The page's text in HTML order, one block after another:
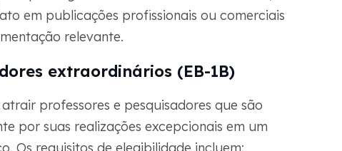
em publicações profissionais ou comerciais
relevante.
extraordinários (EB-1B)
professores e pesquisadores que são
por suas realizações excepcionais em um